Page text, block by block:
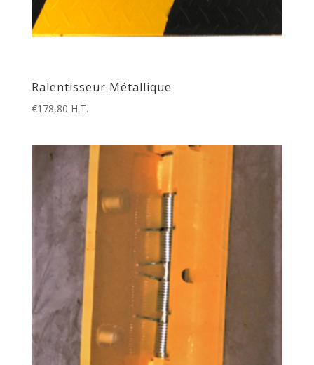
Ralentisseur Métallique
€178,80 H.T.